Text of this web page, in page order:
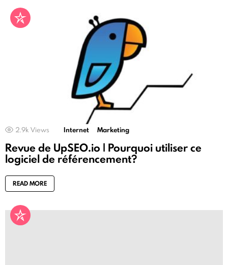
2.9k Views Internet Marketing
Revue de UpSEO.io | Pourquoi utiliser ce
logiciel de référencement?
READ MORE